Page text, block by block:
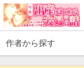
作者から探す